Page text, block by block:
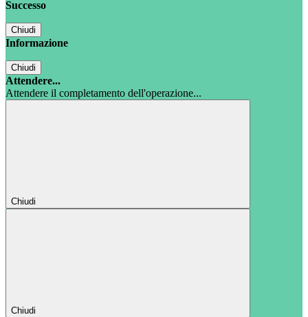
Successo
Chiudi
Informazione
Chiudi
Attendere...
Attendere il completamento dell'operazione...
Chiudi
Chiudi